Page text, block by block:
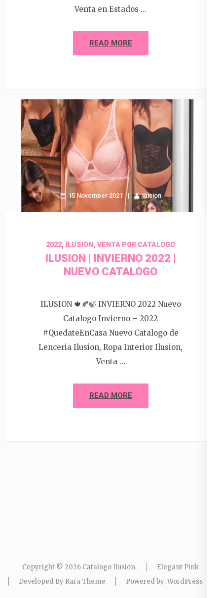
Venta en Estados …
READ MORE
15 November 2021 Ilusion
2022, ILUSION , VENTA POR CATALOGO
ILUSION | INVIERNO 2022 |
NUEVO CATALOGO
ILUSION 🍁🍂🍃 INVIERNO 2022 Nuevo
Catalogo Invierno – 2022
#QuedateEnCasa Nuevo Catalogo de
Lenceria Ilusion, Ropa Interior Ilusion,
Venta …
READ MORE
Copyright © 2026 Catalogo Ilusion.
Elegant Pink
Developed By Rara Theme Powered by:WordPress